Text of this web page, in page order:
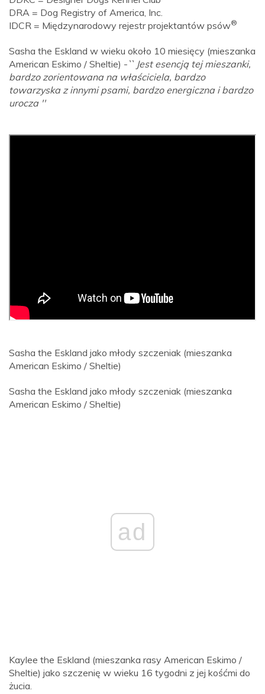
DRA = Dog Registry of America, Inc.
IDCR = Międzynarodowy rejestr projektantów psów®
Sasha the Eskland w wieku około 10 miesięcy (mieszanka
American Eskimo / Sheltie) - `` Jest esencją tej mieszanki,
bardzo zorientowana na właściciela, bardzo
towarzyska z innymi psami, bardzo energiczna i bardzo
urocza ''
Sasha the Eskland jako młody szczeniak (mieszanka
American Eskimo / Sheltie)
Sasha the Eskland jako młody szczeniak (mieszanka
American Eskimo / Sheltie)
ad
Kaylee the Eskland (mieszanka rasy American Eskimo /
Sheltie) jako szczenię w wieku 16 tygodni z jej kośćmi do
żucia.